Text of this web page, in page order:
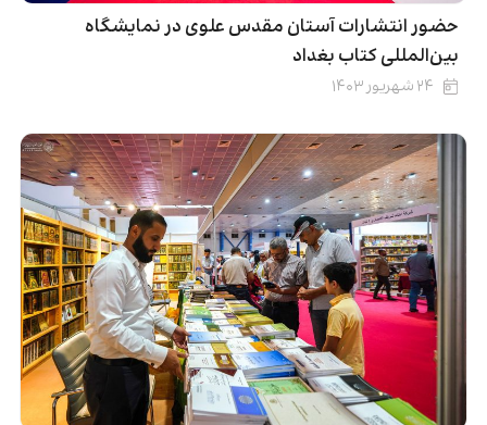
حضور انتشارات آستان مقدس علوی در نمایشگاه
بین‌المللی کتاب بغداد
۲۴ شهریور ۱۴۰۳